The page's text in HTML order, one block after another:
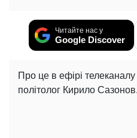
Читайте нас у
Google Discover
Про це в ефірі
політолог Кирило Сазонов.